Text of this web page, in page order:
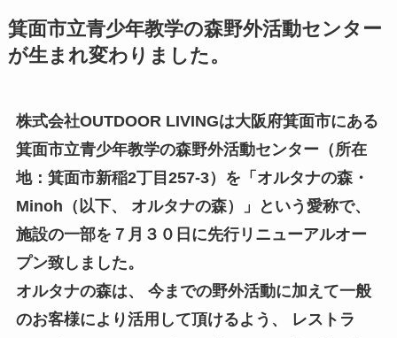
箕面市立青少年教学の森野外活動センター
が生まれ変わりました。
株式会社OUTDOOR LIVINGは大阪府箕面市にある
箕面市立青少年教学の森野外活動センター（所在
地：箕面市新稲2丁目257-3）を「オルタナの森・
Minoh（以下、 オルタナの森）」という愛称で、
施設の一部を７月３０日に先行リニューアルオー
プン致しました。
オルタナの森は、 今までの野外活動に加えて一般
のお客様により活用して頂けるよう、 レストラ